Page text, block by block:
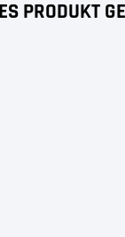
PRODUKT